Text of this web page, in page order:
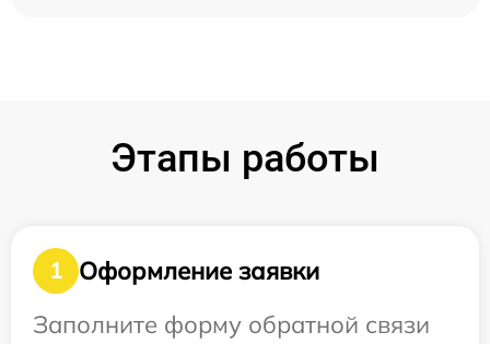
Этапы работы
1
Оформление заявки
Заполните форму обратной связи